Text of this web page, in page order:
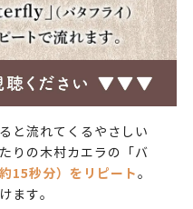
と流れてくるやさしい
りの木村カエラの「バ
15秒分）をリピート。
ます。